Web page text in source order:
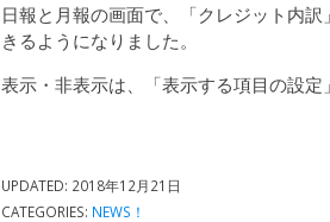
日報と月報の画面で、「クレジット内
きるようになりました。
表示・非表示は、「表示する項目の設定
UPDATED: 2018年12月21日
CATEGORIES: NEWS！